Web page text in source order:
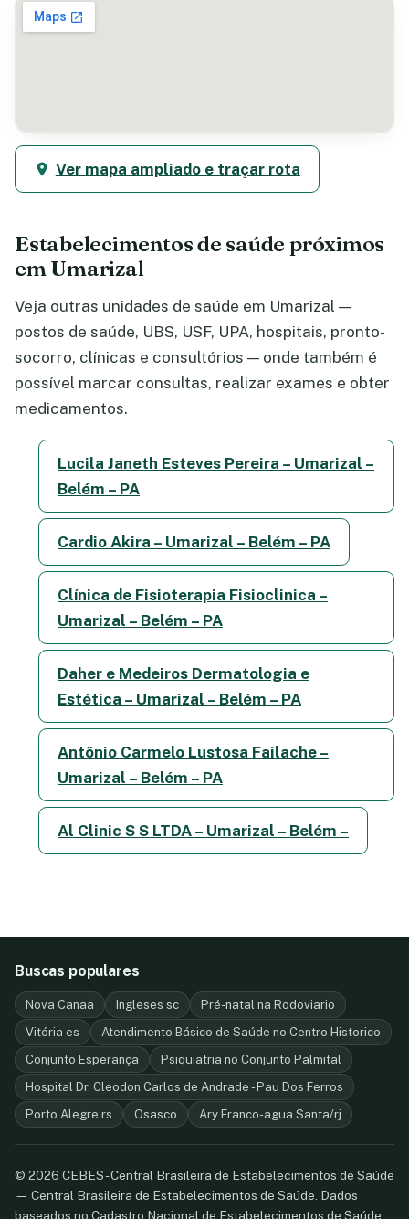
Ver mapa ampliado e traçar rota
Estabelecimentos de saúde próximos
em Umarizal
Veja outras unidades de saúde em Umarizal —
postos de saúde, UBS, USF, UPA, hospitais, pronto-
socorro, clínicas e consultórios — onde também é
possível marcar consultas, realizar exames e obter
medicamentos.
Lucila Janeth Esteves Pereira – Umarizal –
Belém – PA
Cardio Akira – Umarizal – Belém – PA
Clínica de Fisioterapia Fisioclinica –
Umarizal – Belém – PA
Daher e Medeiros Dermatologia e
Estética – Umarizal – Belém – PA
Antônio Carmelo Lustosa Failache –
Umarizal – Belém – PA
Al Clinic S S LTDA – Umarizal – Belém –
Buscas populares
Nova Canaa Ingleses sc
Pré-natal na Rodoviario
Vitória es
Atendimento Básico de Saúde no Centro Historico
Conjunto Esperança
Psiquiatria no Conjunto Palmital
Hospital Dr. Cleodon Carlos de Andrade - Pau Dos Ferros
Porto Alegre rs
Osasco Ary Franco-agua Santa/rj
© 2026 CEBES - Central Brasileira de Estabelecimentos de Saúde
— Central Brasileira de Estabelecimentos de Saúde. Dados
baseados no Cadastro Nacional de Estabelecimentos de Saúde